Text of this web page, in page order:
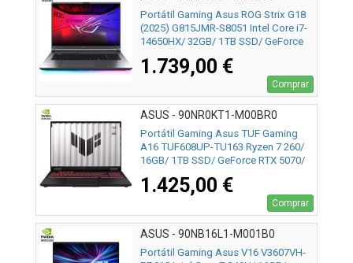
Portátil Gaming Asus ROG Strix G18
(2025) G815JMR-S8051 Intel Core i7-
14650HX/ 32GB/ 1TB SSD/ GeForce
1.739,00 €
Comprar
ASUS - 90NR0KT1-M00BR0
Portátil Gaming Asus TUF Gaming
A16 TUF608UP-TU163 Ryzen 7 260/
16GB/ 1TB SSD/ GeForce RTX 5070/
1.425,00 €
Comprar
ASUS - 90NB16L1-M001B0
Portátil Gaming Asus V16 V3607VH-